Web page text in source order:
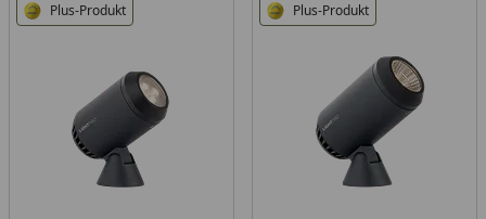
Plus-Produkt Plus-Produkt